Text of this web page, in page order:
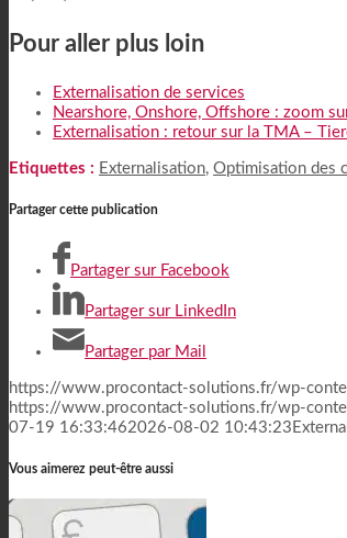
Pour aller plus loin
Externalisation de services
Nearshore, Onshore, Offshore : zoom
Externalisation : retour sur la TMA –
Etiquettes : Externalisation, Optimisation des
Partager cette publication
Partager sur Facebook
Partager sur LinkedIn
Partager par Mail
https://www.procontact-solutions.fr/wp-
https://www.procontact-solutions.fr/wp-
07-19 16:33:462026-08-02 10:43:23
Vous aimerez peut-être aussi